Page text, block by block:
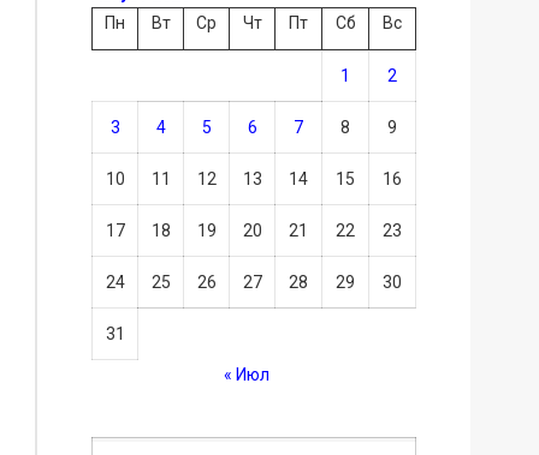
Пн
Вт Ср Чт Пт Сб Вс
1 2
3 4 5 6 7 8 9
10 11 12 13 14 15 16
17 18 19 20 21 22 23
24 25 26 27 28 29 30
31
« Июл